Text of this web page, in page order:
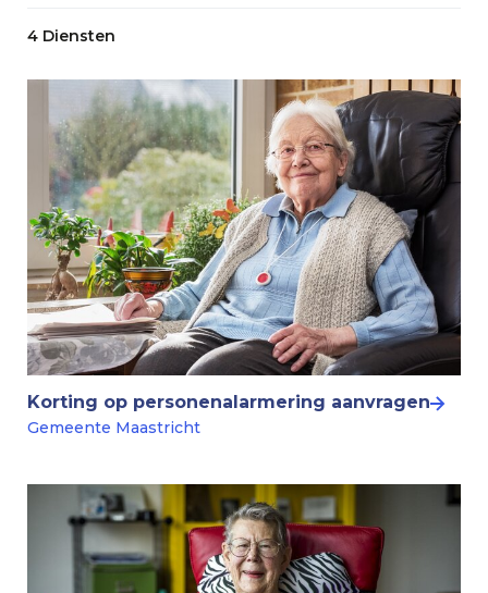
4 Diensten
Korting op personenalarmering aanvragen
Gemeente Maastricht